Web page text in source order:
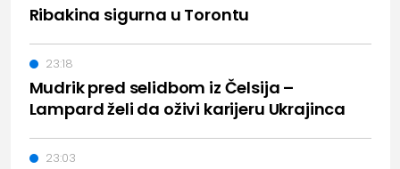
Ribakina sigurna u Torontu
Mudrik pred selidbom iz Čelsija –
Lampard želi da oživi karijeru Ukrajinca
23:18
23:03